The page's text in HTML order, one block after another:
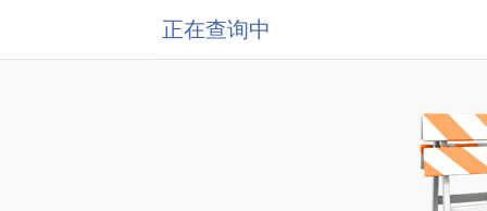
正在查询中